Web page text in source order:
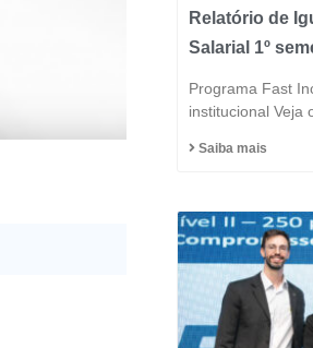
Relatório de
Salarial 1º
Programa Fast
institucional Veja
Saiba mais